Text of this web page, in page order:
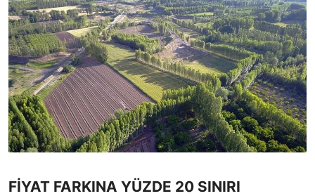
FİYAT FARKINA YÜZDE 20 SINIRI